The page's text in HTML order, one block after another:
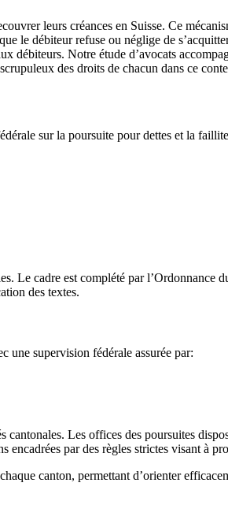
leurs créances en Suisse. Ce
le débiteur refuse ou néglige de
débiteurs. Notre étude d’avocats
des droits de chacun dans ce
sur la poursuite pour dettes et la
Le cadre est complété par l’Ordonnance
des textes.
une supervision fédérale assurée par:
Les offices des poursuites
par des règles strictes visant à
canton, permettant d’orienter